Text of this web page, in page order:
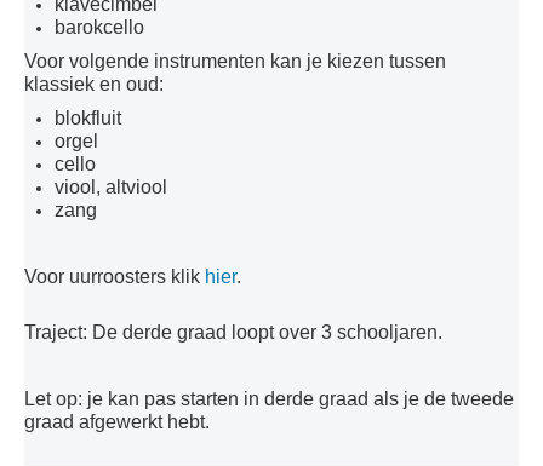
klavecimbel
barokcello
Voor volgende instrumenten kan je kiezen tussen
klassiek en oud:
blokfluit
orgel
cello
viool, altviool
zang
Voor uurroosters klik hier.
Traject: De derde graad loopt over 3 schooljaren.
Let op: je kan pas starten in derde graad als je de tweede
graad afgewerkt hebt.